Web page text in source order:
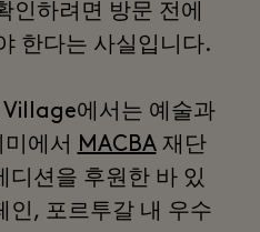
인하려면 방문 전에
한다는 사실입니다.
Village에서는 예술과
에서 MACBA재단
디션을 후원한 바 있
인, 포르투갈 내 우수